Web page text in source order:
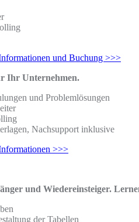
und Buchung >>>
Ihr Unternehmen.
und Problemlösungen
Nachsupport inklusive
>>>
und Wiedereinsteiger.
der Tabellen